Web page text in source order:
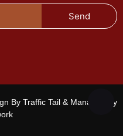
Send
By Traffic Tail & Managed By